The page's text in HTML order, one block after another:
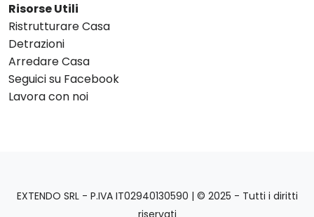
Risorse Utili
Ristrutturare Casa
Detrazioni
Arredare Casa
Seguici su Facebook
Lavora con noi
EXTENDO SRL - P.IVA IT02940130590 | © 2025 - Tutti i diritti